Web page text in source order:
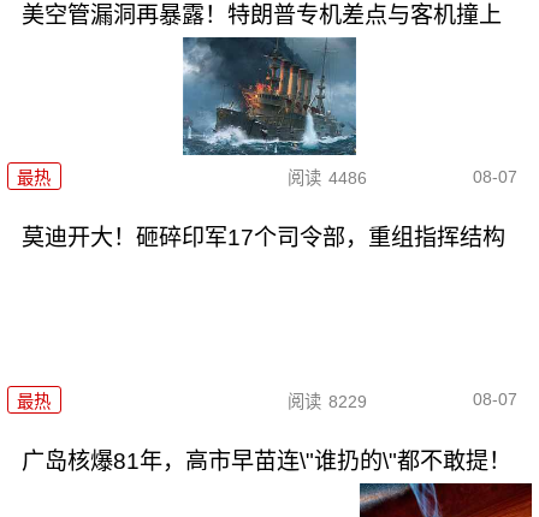
美空管漏洞再暴露！特朗普专机差点与客机撞上
最热 阅读 4486 08-07
莫迪开大！砸碎印军17个司令部，重组指挥结构
最热 阅读 8229 08-07
广岛核爆81年，高市早苗连\"谁扔的\"都不敢提！